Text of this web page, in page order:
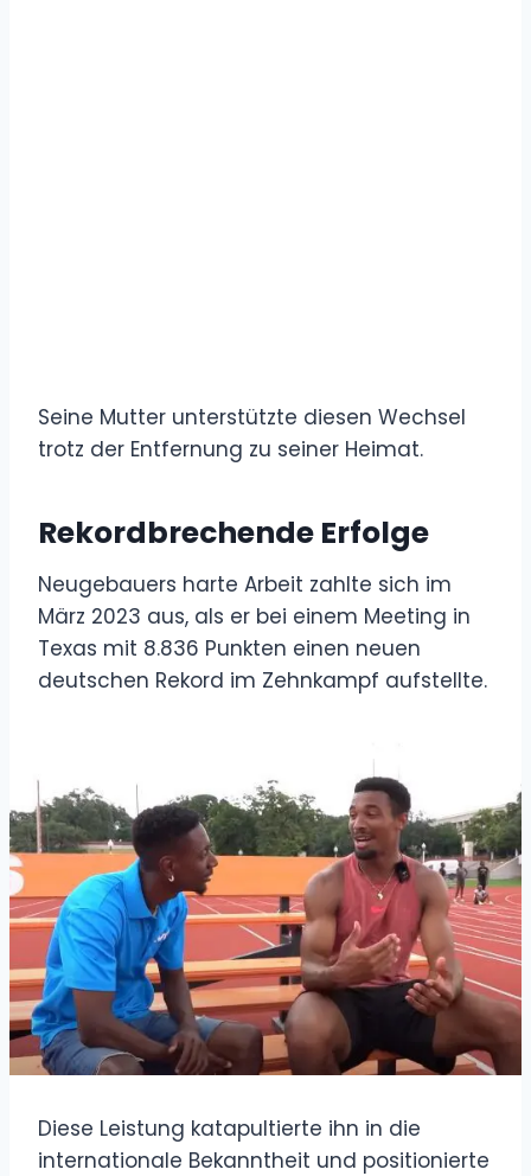
Seine Mutter unterstützte diesen Wechsel
trotz der Entfernung zu seiner Heimat.
Rekordbrechende Erfolge
Neugebauers harte Arbeit zahlte sich im
März 2023 aus, als er bei einem Meeting in
Texas mit 8.836 Punkten einen neuen
deutschen Rekord im Zehnkampf aufstellte.
Diese Leistung katapultierte ihn in die
internationale Bekanntheit und positionierte